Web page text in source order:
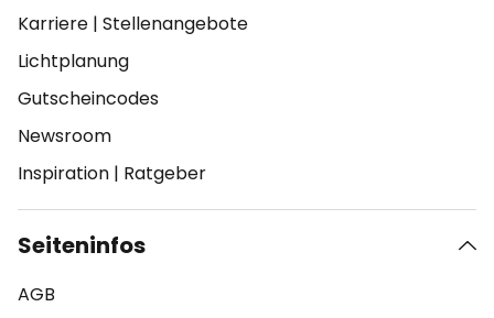
Karriere | Stellenangebote
Lichtplanung
Gutscheincodes
Newsroom
Inspiration | Ratgeber
Seiteninfos
AGB